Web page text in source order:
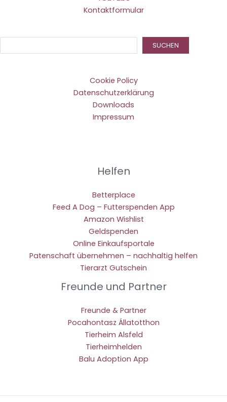
Kontaktformular
SUCHEN
Cookie Policy
Datenschutzerklärung
Downloads
Impressum
Helfen
Betterplace
Feed A Dog – Futterspenden App
Amazon Wishlist
Geldspenden
Online Einkaufsportale
Patenschaft übernehmen – nachhaltig helfen
Tierarzt Gutschein
Freunde und Partner
Freunde & Partner
Pocahontasz Állatotthon
Tierheim Alsfeld
Tierheimhelden
Balu Adoption App